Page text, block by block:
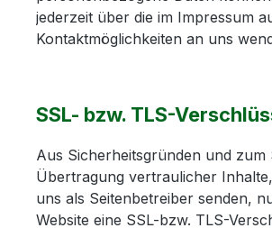
jederzeit über die im Impressum
Kontaktmöglichkeiten an uns
SSL- bzw. TLS-
Aus Sicherheitsgründen und zum
Übertragung vertraulicher
uns als Seitenbetreiber senden,
Website eine SSL-bzw. TLS-